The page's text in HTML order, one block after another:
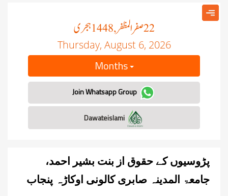
22صفر المظفر, 1448 ہجری
Thursday, August 6, 2026
Months
Join Whatsapp Group
پڑوسیوں کے حقوق از بنت بشیر احمد،
جامعۃ المدینہ صابری کالونی اوکاڑہ پنجاب